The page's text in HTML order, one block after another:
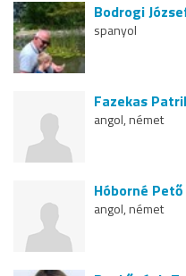
Bodrogi
spanyol
Fazekas
angol, német
Hóborné
angol, német